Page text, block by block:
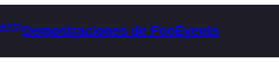
Demostraciones de FooEvents